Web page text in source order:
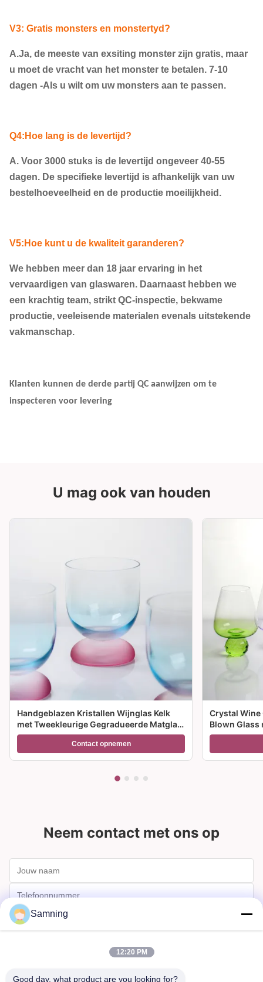
V3: Gratis monsters en monstertyd?
A.Ja, de meeste van exsiting monster zijn gratis, maar
u moet de vracht van het monster te betalen. 7-10
dagen -Als u wilt om uw monsters aan te passen.
Q4:Hoe lang is de levertijd?
A. Voor 3000 stuks is de levertijd ongeveer 40-55
dagen. De specifieke levertijd is afhankelijk van uw
bestelhoeveelheid en de productie moeilijkheid.
V5:Hoe kunt u de kwaliteit garanderen?
We hebben meer dan 18 jaar ervaring in het
vervaardigen van glaswaren. Daarnaast hebben we
een krachtig team, strikt QC-inspectie, bekwame
productie, veeleisende materialen evenals uitstekende
vakmanschap.
Klanten kunnen de derde partij QC aanwijzen om te
inspecteren voor levering
U mag ook van houden
Handgeblazen Kristallen Wijnglas Kelk
met Tweekleurige Gegradueerde Matglas
Voet en 300ml Capaciteit voor
Wijncocktail en Woondecoratie
Contact opnemen
Crystal Wine
Blown Glass
meerdere
Neem contact met ons op
Samning
12:20 PM
Good day, what product are you looking for?